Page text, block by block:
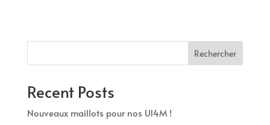
Rechercher
Recent Posts
Nouveaux maillots pour nos U14M !